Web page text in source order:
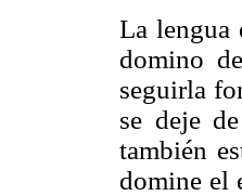
La lengua
domino
seguirla
se deje
también
domine el